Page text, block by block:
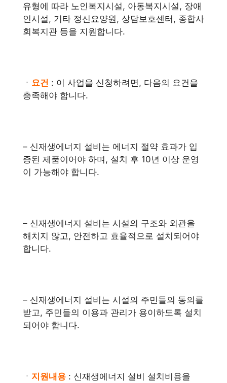
유형에 따라 노인복지시설, 아동복지시설, 장애
인시설, 기타 정신요양원, 상담보호센터, 종합사
회복지관 등을 지원합니다.
ㆍ 요건 : 이 사업을 신청하려면, 다음의 요건을
충족해야 합니다.
– 신재생에너지 설비는 에너지 절약 효과가 입
증된 제품이어야 하며, 설치 후 10년 이상 운영
이 가능해야 합니다.
– 신재생에너지 설비는 시설의 구조와 외관을
해치지 않고, 안전하고 효율적으로 설치되어야
합니다.
– 신재생에너지 설비는 시설의 주민들의 동의를
받고, 주민들의 이용과 관리가 용이하도록 설치
되어야 합니다.
ㆍ 지원내용 : 신재생에너지 설비 설치비용을